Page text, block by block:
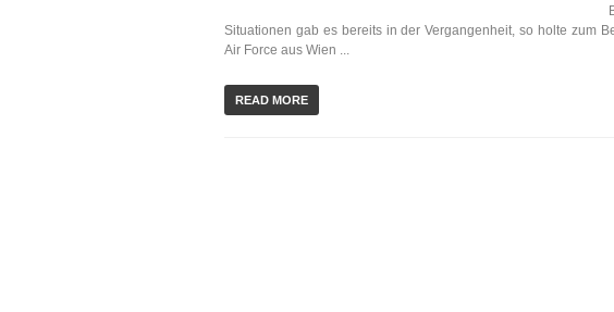
Situationen gab es bereits in der Vergangenheit, so holte zum
Air Force aus Wien ...
READ MORE